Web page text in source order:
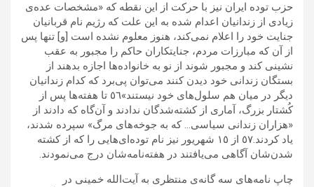
حزب توده ايران نيز با حركت از اين نقطه كه «مشخصات عده‌ى
زيادى از زندانيان اعدام شده به اين علت كه رژيم نام قربانيان
جنايت خود را اعلام نمى‌كند، هنوز معلوم نشده است [و] تنها پس
از آن كه مبارزات مردم، جنايتكاران حاكم را مجبور به عقب
نشينى كند و مجبور شوند از نو به خانواده‌ها اجازه بدهند از
بستگان زندانى خود ديدن كنند مى‌توان پى‌برد كه كدام زندانيان
ديگر در ميان هم سلول‌هاى خود نيستند»٥٦ تا هفته‌ها پس از
كُشتار بزرگ، آماری از كشته‌شدگان ندادند و آن‌گاه كه دادند از
«هزاران زندانى سياسى‌… كه به جوخه‌هاى مرگ» سپرده شدند،
ياد كردند.٥٧ از ١٥ شهريور نيز نام توده‌اى‌هايى را كه از كشته
شدن‌شان آگاهى مى‌يافتند در هفته‌نامه‌شان درج مى‌نمودند.
چاپ نامه‌هاى سه گانه‌ى منتظرى به آيت‌الله خمينى در